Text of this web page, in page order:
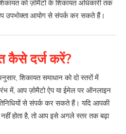
को ज़ोमैटो के शिकायत अधिकारी तक
उपभोक्ता आयोग से संपर्क कर सकते हैं।
कैसे दर्ज करें?
शिकायत समाधान को दो स्तरों में
में, आप ज़ोमैटो ऐप या ईमेल पर ऑनलाइन
से संपर्क कर सकते हैं। यदि आपकी
होता है, तो आप इसे अगले स्तर तक बढ़ा